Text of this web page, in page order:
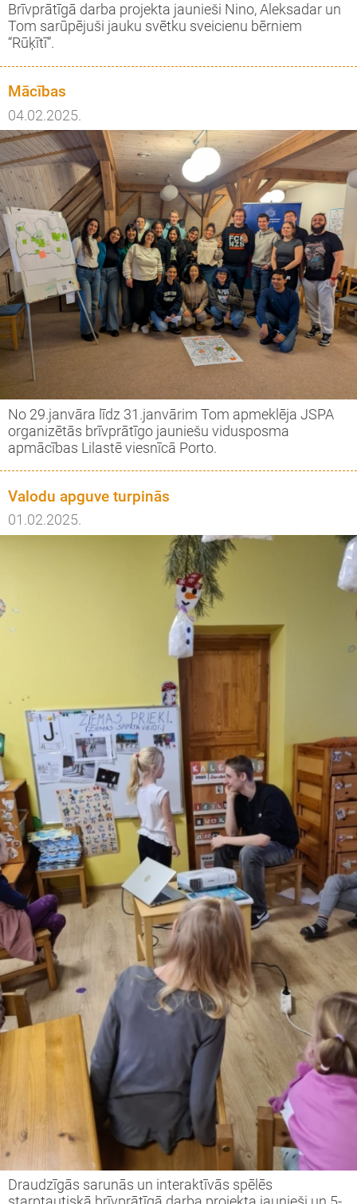
Brīvprātīgā darba projekta jaunieši Nino, Aleksadar un
Tom sarūpējuši jauku svētku sveicienu bērniem
“Rūķītī”.
Mācības
04.02.2025.
No 29.janvāra līdz 31.janvārim Tom apmeklēja JSPA
organizētās brīvprātīgo jauniešu vidusposma
apmācības Lilastē viesnīcā Porto.
Valodu apguve turpinās
01.02.2025.
Draudzīgās sarunās un interaktīvās spēlēs